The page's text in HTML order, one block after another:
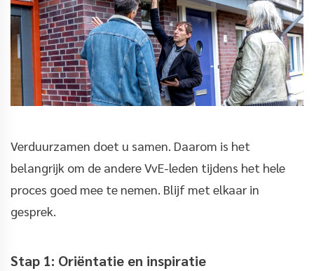
Verduurzamen doet u samen. Daarom is het
belangrijk om de andere VvE-leden tijdens het hele
proces goed mee te nemen. Blijf met elkaar in
gesprek.
Stap 1: Oriëntatie en inspiratie